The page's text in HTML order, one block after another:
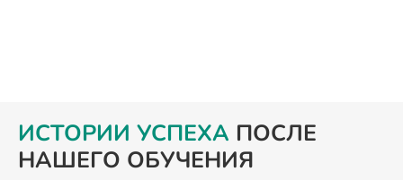
ИСТОРИИ УСПЕХА ПОСЛЕ
НАШЕГО ОБУЧЕНИЯ